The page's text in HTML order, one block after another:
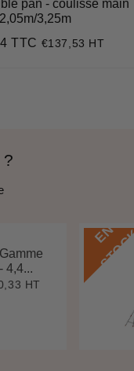
pan - coulisse main
3,25m
TTC €165,04
€137,53 HT
?
4,4...
HT
E
N
S
T
O
C
K